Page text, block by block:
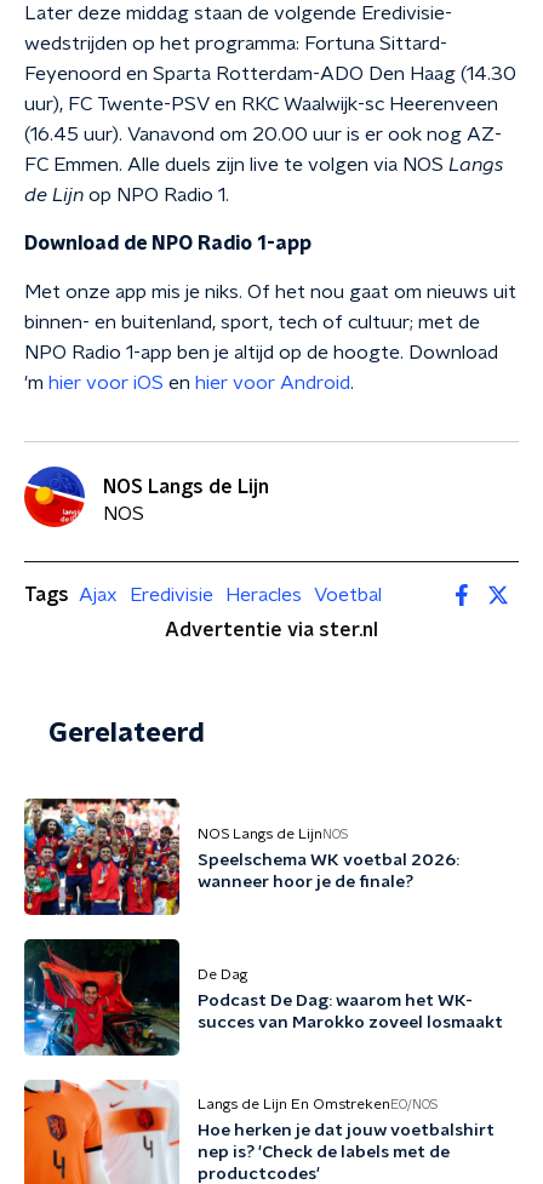
Later deze middag staan de volgende Eredivisie-
wedstrijden op het programma: Fortuna Sittard-
Feyenoord en Sparta Rotterdam-ADO Den Haag (14.30
uur), FC Twente-PSV en RKC Waalwijk-sc Heerenveen
(16.45 uur). Vanavond om 20.00 uur is er ook nog AZ-
FC Emmen. Alle duels zijn live te volgen via NOS Langs
de Lijn op NPO Radio 1.
Download de NPO Radio 1-app
Met onze app mis je niks. Of het nou gaat om nieuws uit
binnen- en buitenland, sport, tech of cultuur; met de
NPO Radio 1-app ben je altijd op de hoogte. Download
'm hier voor iOS en hier voor Android.
NOS Langs de Lijn
NOS
Tags Ajax Eredivisie Heracles
Voetbal
Advertentie via ster.nl
Gerelateerd
NOS Langs de Lijn NOS
Speelschema WK voetbal 2026:
wanneer hoor je de finale?
De Dag
Podcast De Dag: waarom het WK-
succes van Marokko zoveel losmaakt
Langs de Lijn En Omstreken EO/NOS
Hoe herken je dat jouw voetbalshirt
nep is? 'Check de labels met de
productcodes'